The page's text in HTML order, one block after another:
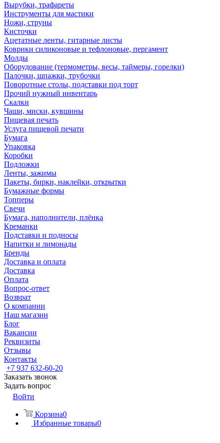
Вырубки, трафареты
Инструменты для мастики
Ножи, струны
Кисточки
Ацетатные ленты, гитарные листы
Коврики силиконовые и тефлоновые, пергамент
Молды
Оборудование (термометры, весы, таймеры, горелки)
Палочки, шпажки, трубочки
Поворотные столы, подставки под торт
Прочий нужный инвентарь
Скалки
Чаши, миски, кувшины
Пищевая печать
Услуга пищевой печати
Бумага
Упаковка
Коробки
Подложки
Ленты, зажимы
Пакеты, бирки, наклейки, открытки
Бумажные формы
Топперы
Свечи
Бумага, наполнители, плёнка
Креманки
Подставки и подносы
Напитки и лимонады
Бренды
Доставка и оплата
Доставка
Оплата
Вопрос-ответ
Возврат
О компании
Наш магазин
Блог
Вакансии
Реквизиты
Отзывы
Контакты
+7 937 632-60-20
Заказать звонок
Задать вопрос
Войти
Корзина0
Избранные товары0